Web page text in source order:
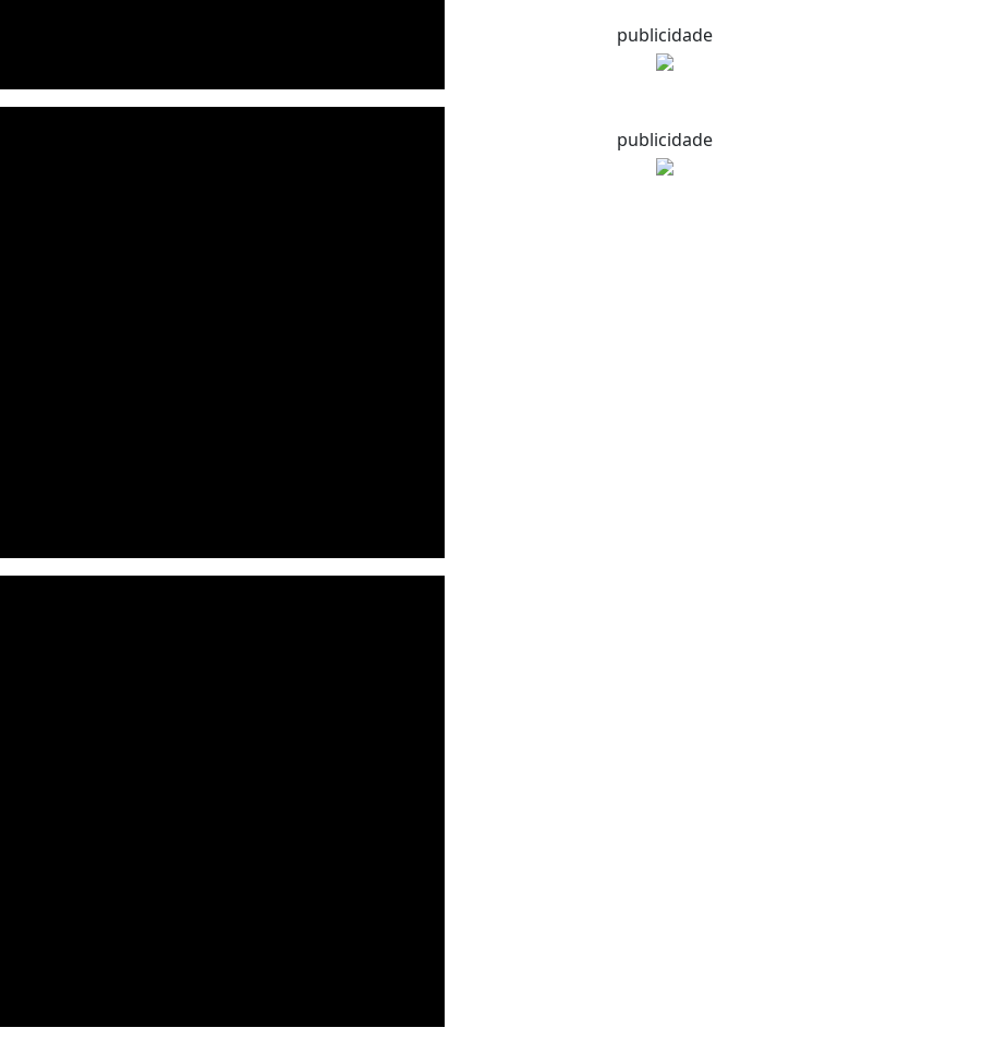
publicidade
publicidade